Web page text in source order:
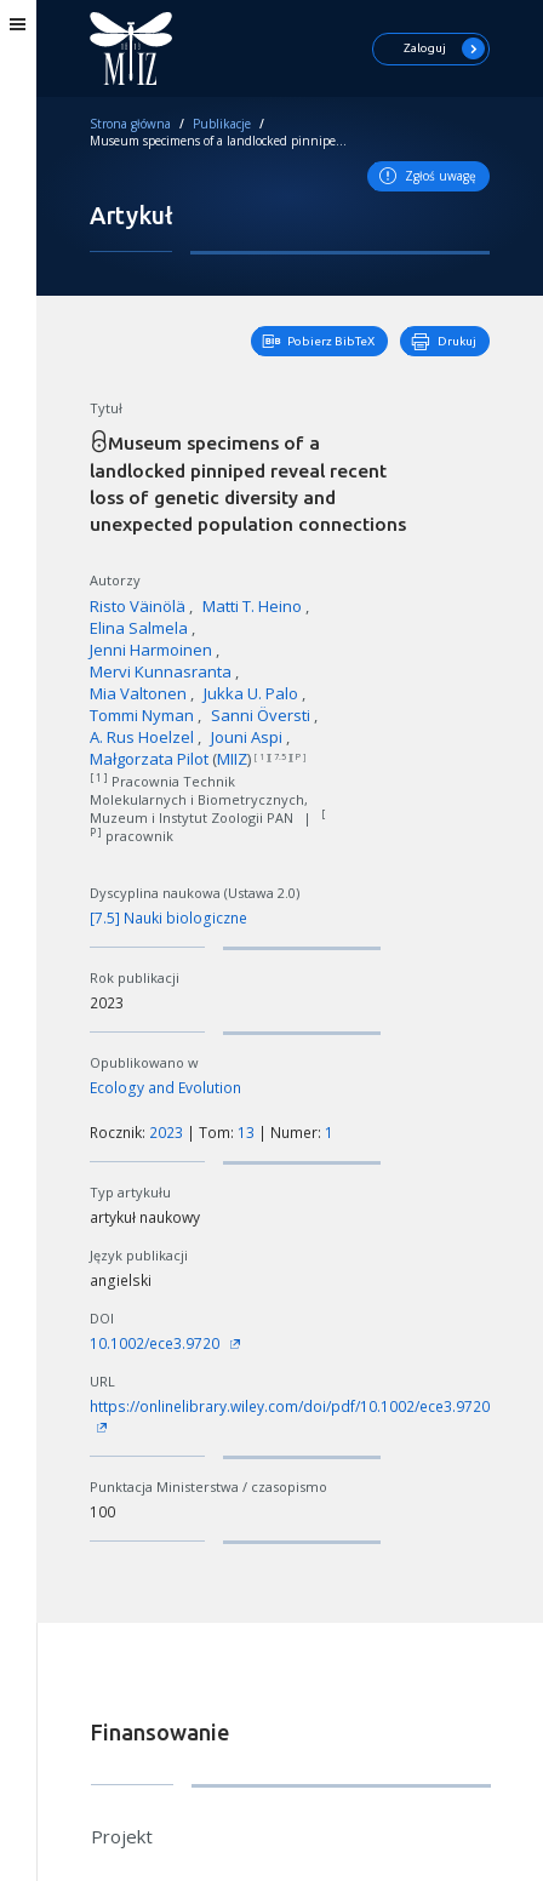
W zależności od ilości danych do przetworzenia generowanie pliku
Jeśli generowanie trwa zbyt długo można ograniczyć dane np.
Zaloguj
Strona główna / Publikacje /
Museum specimens of a landlocked pinniped reveal recent loss of genetic diversity and unexpected population connections
Zgłoś uwagę
Artykuł
Pobierz BibTeX Drukuj
Tytuł
Museum specimens of a
landlocked pinniped reveal recent
loss of genetic diversity and
unexpected population connections
Autorzy
Risto Väinölä
Matti T. Heino
Elina Salmela
Jenni Harmoinen
Mervi Kunnasranta
Mia Valtonen
Jukka U. Palo
Tommi Nyman
Sanni Översti
A. Rus Hoelzel
Jouni Aspi
Małgorzata Pilot (MIIZ) [ 1 ][ 7.5 ][ P ]
[ 1 ] Pracownia Technik
Molekularnych i Biometrycznych,
Muzeum i Instytut Zoologii PAN
|
[
P ] pracownik
Dyscyplina naukowa (Ustawa 2.0)
[7.5] Nauki biologiczne
Rok publikacji
2023
Opublikowano w
Ecology and Evolution
Rocznik: 2023 | Tom: 13 | Numer: 1
Typ artykułu
artykuł naukowy
Język publikacji
angielski
DOI
10.1002/ece3.9720
URL
https://onlinelibrary.wiley.com/doi/pdf/10.1002/ece3.9720
Punktacja Ministerstwa / czasopismo
100
Finansowanie
Projekt